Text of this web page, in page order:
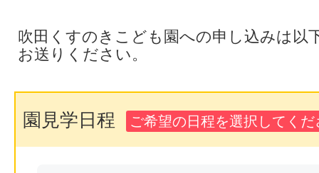
吹田くすのきこども園への申し込みは以
お送りください。
園見学日程 ご希望の日程を選択してく